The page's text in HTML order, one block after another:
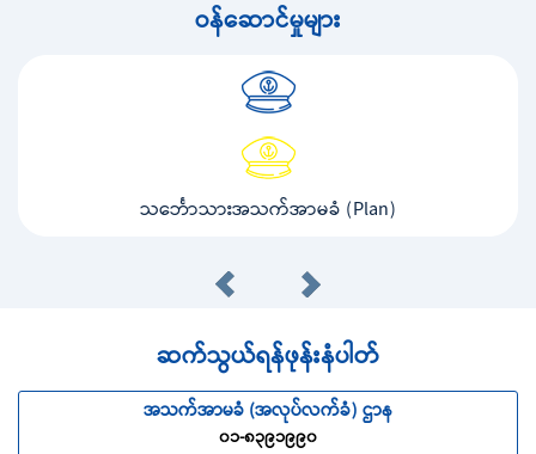
ဝန်ဆောင်မှုများ
သင်္ဘောသားအသက်အာမခံ (Plan)
ဆက်သွယ်ရန်ဖုန်းနံပါတ်
အသက်အာမခံ (အလုပ်လက်ခံ) ဌာန
၀၁-၈၃၉၁၉၉၀